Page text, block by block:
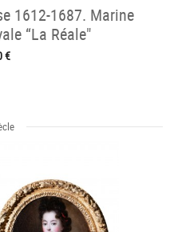
1612-1687. Marine
“La Réale"
€